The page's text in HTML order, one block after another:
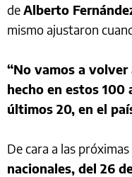
deAlberto
mismo ajustaron
“No vamos a volver
hecho en estos
últimos 20, en el
De cara a las próximas
nacionales, del 26